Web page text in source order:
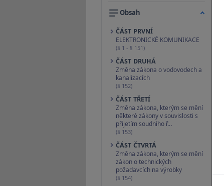
Obsah
ČÁST PRVNÍ
ELEKTRONICKÉ KOMUNIKACE
(§ 1 - § 151)
ČÁST DRUHÁ
Změna zákona o vodovodech a
kanalizacích
(§ 152)
ČÁST TŘETÍ
Změna zákona, kterým se mění
některé zákony v souvislosti s
přijetím soudního ř…
(§ 153)
ČÁST ČTVRTÁ
Změna zákona, kterým se mění
zákon o technických
požadavcích na výrobky
(§ 154)